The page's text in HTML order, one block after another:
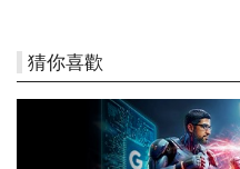
猜你喜歡